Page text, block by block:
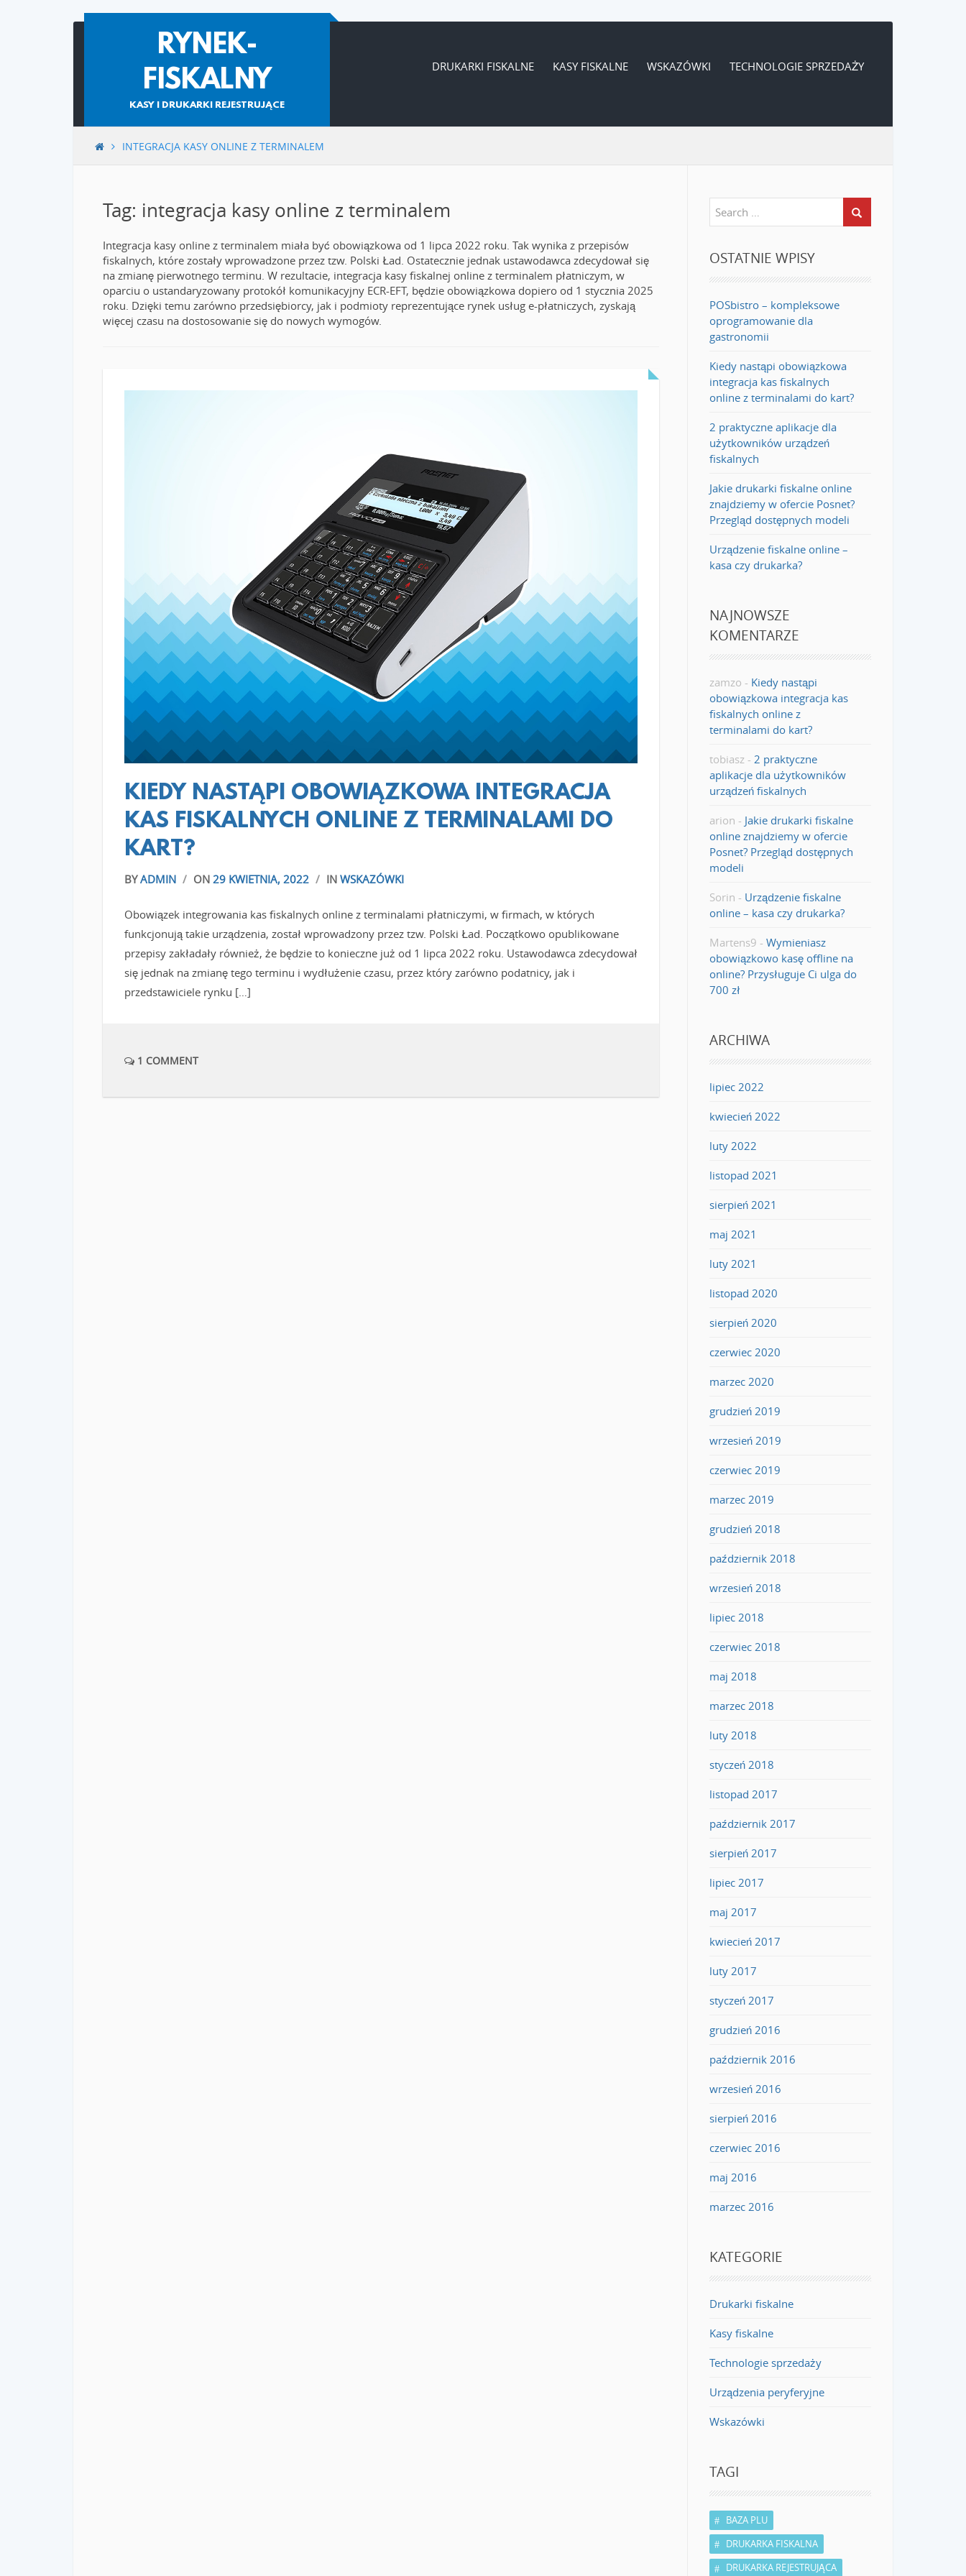
RYNEK-
FISKALNY
KASY I DRUKARKI REJESTRUJĄCE
DRUKARKI FISKALNE KASY FISKALNE WSKAZÓWKI TECHNOLOGIE SPRZEDAŻY
INTEGRACJA KASY ONLINE Z TERMINALEM
Tag: integracja kasy online z terminalem
Integracja kasy online z terminalem miała być obowiązkowa od 1 lipca 2022 roku. Tak wynika z przepisów
fiskalnych, które zostały wprowadzone przez tzw. Polski Ład. Ostatecznie jednak ustawodawca zdecydował się
na zmianę pierwotnego terminu. W rezultacie, integracja kasy fiskalnej online z terminalem płatniczym, w
oparciu o ustandaryzowany protokół komunikacyjny ECR-EFT, będzie obowiązkowa dopiero od 1 stycznia 2025
roku. Dzięki temu zarówno przedsiębiorcy, jak i podmioty reprezentujące rynek usług e-płatniczych, zyskają
więcej czasu na dostosowanie się do nowych wymogów.
READ MORE
KIEDY NASTĄPI OBOWIĄZKOWA INTEGRACJA
KAS FISKALNYCH ONLINE Z TERMINALAMI DO
KART?
BYADMIN / ON 29 KWIETNIA, 2022 / IN WSKAZÓWKI
Obowiązek integrowania kas fiskalnych online z terminalami płatniczymi, w firmach, w których
funkcjonują takie urządzenia, został wprowadzony przez tzw. Polski Ład. Początkowo opublikowane
przepisy zakładały również, że będzie to konieczne już od 1 lipca 2022 roku. Ustawodawca zdecydował
się jednak na zmianę tego terminu i wydłużenie czasu, przez który zarówno podatnicy, jak i
przedstawiciele rynku […]
1 COMMENT
OSTATNIE WPISY
POSbistro – kompleksowe
oprogramowanie dla
gastronomii
Kiedy nastąpi obowiązkowa
integracja kas fiskalnych
online z terminalami do kart?
2 praktyczne aplikacje dla
użytkowników urządzeń
fiskalnych
Jakie drukarki fiskalne online
znajdziemy w ofercie Posnet?
Przegląd dostępnych modeli
Urządzenie fiskalne online –
kasa czy drukarka?
NAJNOWSZE
KOMENTARZE
zamzo - Kiedy nastąpi
obowiązkowa integracja kas
fiskalnych online z
terminalami do kart?
tobiasz - 2 praktyczne
aplikacje dla użytkowników
urządzeń fiskalnych
arion - Jakie drukarki fiskalne
online znajdziemy w ofercie
Posnet? Przegląd dostępnych
modeli
Sorin - Urządzenie fiskalne
online – kasa czy drukarka?
Martens9 - Wymieniasz
obowiązkowo kasę offline na
online? Przysługuje Ci ulga do
700 zł
ARCHIWA
lipiec 2022
kwiecień 2022
luty 2022
listopad 2021
sierpień 2021
maj 2021
luty 2021
listopad 2020
sierpień 2020
czerwiec 2020
marzec 2020
grudzień 2019
wrzesień 2019
czerwiec 2019
marzec 2019
grudzień 2018
październik 2018
wrzesień 2018
lipiec 2018
czerwiec 2018
maj 2018
marzec 2018
luty 2018
styczeń 2018
listopad 2017
październik 2017
sierpień 2017
lipiec 2017
maj 2017
kwiecień 2017
luty 2017
styczeń 2017
grudzień 2016
październik 2016
wrzesień 2016
sierpień 2016
czerwiec 2016
maj 2016
marzec 2016
KATEGORIE
Drukarki fiskalne
Kasy fiskalne
Technologie sprzedaży
Urządzenia peryferyjne
Wskazówki
TAGI
BAZA PLU
DRUKARKA FISKALNA
DRUKARKA REJESTRUJĄCA